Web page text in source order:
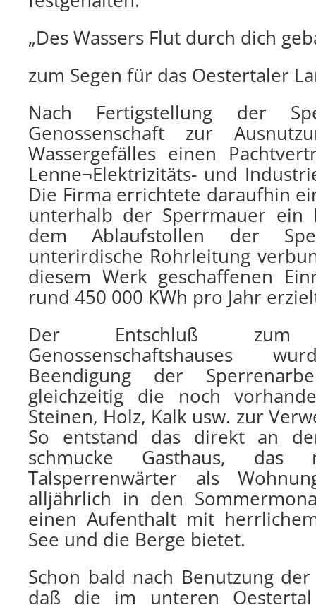
„Des Wassers Flut durch dich
zum Segen für das Oestertaler
Nach Fertigstellung der
Genossenschaft zur
Wassergefälles einen
Lenne¬Elektrizitäts- und
Die Firma errichtete daraufhin
unterhalb der Sperrmauer ein
dem Ablaufstollen der
unterirdische Rohrleitung
diesem Werk geschaffenen
rund 450 000 KWh pro Jahr
Der Entschluß
Genossenschaftshauses
Beendigung der
gleichzeitig die noch
Steinen, Holz, Kalk usw. zur
So entstand das direkt an
schmucke Gasthaus,
Talsperrenwärter als
alljährlich in den
einen Aufenthalt mit
See und die Berge bietet.
Schon bald nach Benutzung
daß die im unteren